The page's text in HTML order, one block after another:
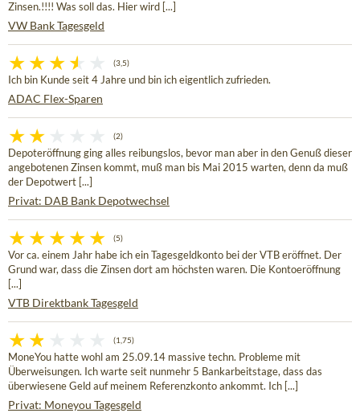
Zinsen.!!!! Was soll das. Hier wird [...]
VW Bank Tagesgeld
(3,5)
Ich bin Kunde seit 4 Jahre und bin ich eigentlich zufrieden.
ADAC Flex-Sparen
(2)
Depoteröffnung ging alles reibungslos, bevor man aber in den Genuß dieser
angebotenen Zinsen kommt, muß man bis Mai 2015 warten, denn da muß
der Depotwert [...]
Privat: DAB Bank Depotwechsel
(5)
Vor ca. einem Jahr habe ich ein Tagesgeldkonto bei der VTB eröffnet. Der
Grund war, dass die Zinsen dort am höchsten waren. Die Kontoeröffnung
[...]
VTB Direktbank Tagesgeld
(1,75)
MoneYou hatte wohl am 25.09.14 massive techn. Probleme mit
Überweisungen. Ich warte seit nunmehr 5 Bankarbeitstage, dass das
überwiesene Geld auf meinem Referenzkonto ankommt. Ich [...]
Privat: Moneyou Tagesgeld